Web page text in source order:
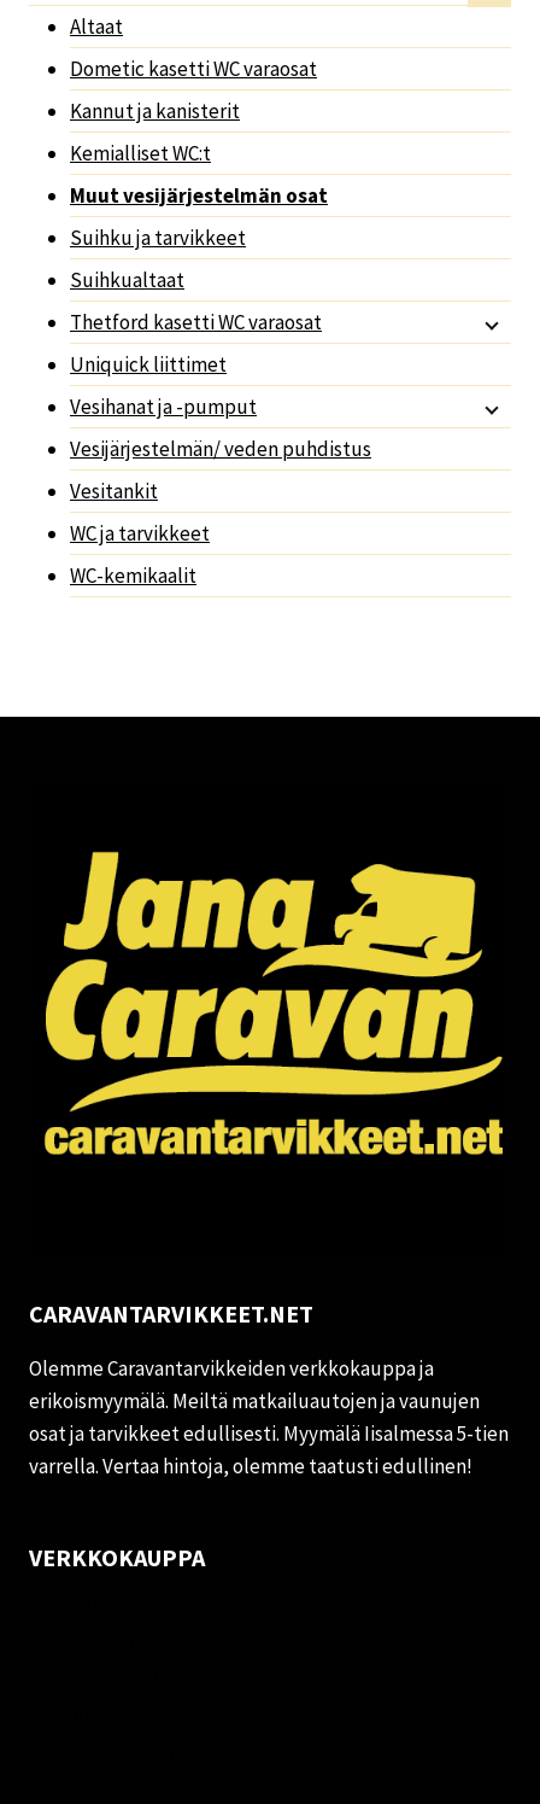
Altaat
Dometic kasetti WC varaosat
Kannut ja kanisterit
Kemialliset WC:t
Muut vesijärjestelmän osat
Suihku ja tarvikkeet
Suihkualtaat
Thetford kasetti WC varaosat
Uniquick liittimet
Vesihanat ja -pumput
Vesijärjestelmän/ veden puhdistus
Vesitankit
WC ja tarvikkeet
WC-kemikaalit
CARAVANTARVIKKEET.NET
Olemme Caravantarvikkeiden verkkokauppa ja
erikoismyymälä. Meiltä matkailuautojen ja vaunujen
osat ja tarvikkeet edullisesti. Myymälä Iisalmessa 5-tien
varrella. Vertaa hintoja, olemme taatusti edullinen!
VERKKOKAUPPA